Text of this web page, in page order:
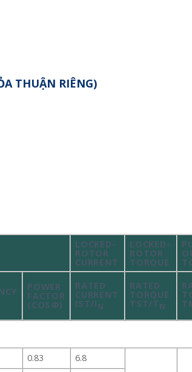
THUẬN RIÊNG)
LOCKED-
ROTOR
CURRENT
LOCKED-
ROTOR
TORQUE
POWER
FACTOR
(COSΦ)
RATED
CURRENT
IST/IN
RATED
TORQUE
TST/TN
0.83 6.8